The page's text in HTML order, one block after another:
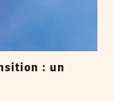
: un